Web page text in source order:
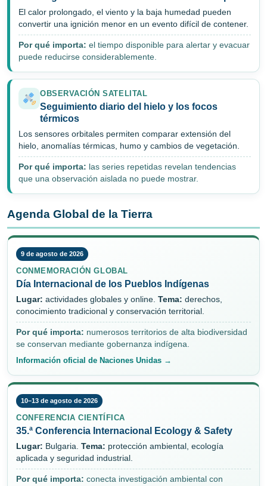
El calor prolongado, el viento y la baja humedad pueden
convertir una ignición menor en un evento difícil de contener.
Por qué importa: el tiempo disponible para alertar y evacuar
puede reducirse considerablemente.
OBSERVACIÓN SATELITAL
Seguimiento diario del hielo y los focos
térmicos
Los sensores orbitales permiten comparar extensión del
hielo, anomalías térmicas, humo y cambios de vegetación.
Por qué importa: las series repetidas revelan tendencias
que una observación aislada no puede mostrar.
Agenda Global de la Tierra
9 de agosto de 2026
CONMEMORACIÓN GLOBAL
Día Internacional de los Pueblos Indígenas
Lugar: actividades globales y online. Tema: derechos,
conocimiento tradicional y conservación territorial.
Por qué importa: numerosos territorios de alta biodiversidad
se conservan mediante gobernanza indígena.
Información oficial de Naciones Unidas →
10–13 de agosto de 2026
CONFERENCIA CIENTÍFICA
35.ª Conferencia Internacional Ecology & Safety
Lugar: Bulgaria. Tema: protección ambiental, ecología
aplicada y seguridad industrial.
Por qué importa: conecta investigación ambiental con